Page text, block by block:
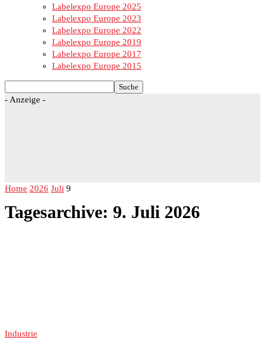
Labelexpo Europe 2025
Labelexpo Europe 2023
Labelexpo Europe 2022
Labelexpo Europe 2019
Labelexpo Europe 2017
Labelexpo Europe 2015
- Anzeige -
Home 2026 Juli 9
Tagesarchive: 9. Juli 2026
Industrie